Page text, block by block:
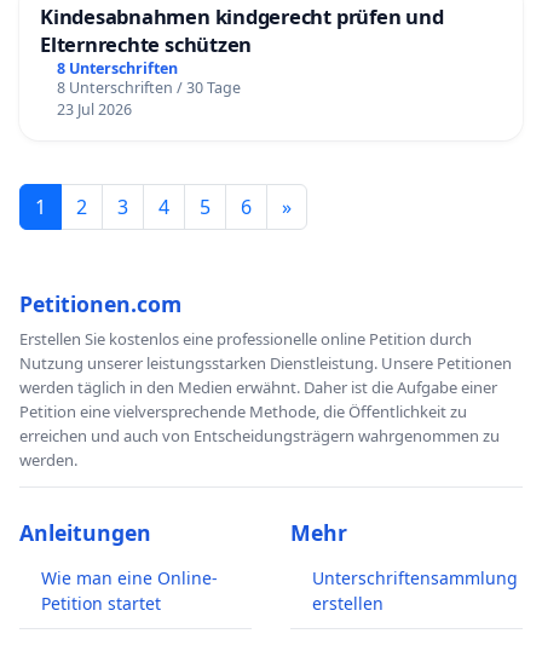
Kindesabnahmen kindgerecht prüfen und
Elternrechte schützen
8 Unterschriften
8 Unterschriften / 30 Tage
23 Jul 2026
1 2 3 4 5 6 »
Petitionen.com
Erstellen Sie kostenlos eine professionelle online Petition durch
Nutzung unserer leistungsstarken Dienstleistung. Unsere Petitionen
werden täglich in den Medien erwähnt. Daher ist die Aufgabe einer
Petition eine vielversprechende Methode, die Öffentlichkeit zu
erreichen und auch von Entscheidungsträgern wahrgenommen zu
werden.
Anleitungen
Wie man eine Online-
Petition startet
Mehr
Unterschriftensammlung
erstellen